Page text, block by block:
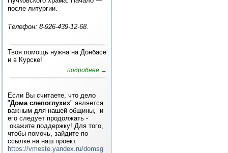
после литургии.
Телефон: 8-926-439-12-68.
Твоя помощь нужна на Донбасе
и в Курске!
подробнее →
Если Вы считаете, что дело
"Дома слепоглухих" является
важным для нашей общины, и
его следует продолжать -
окажите поддержку! Для того,
чтобы помочь, зайдите по
ссылке на наш проект
https://vmeste.yandex.ru/domsg